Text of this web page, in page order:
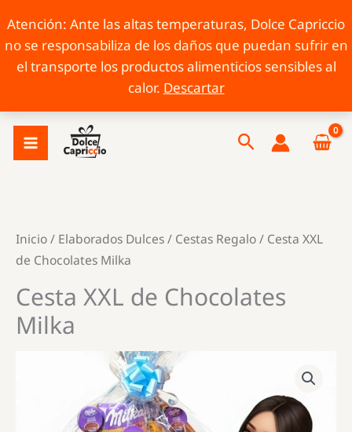
Atención: Ante las altas temperaturas, Dolce Capriccio
no se responsabiliza de los daños que puedan sufrir en
el transporte los productos alimenticios sensibles al
calor. Descartar
contenido
Buscar
Inicio/ Elaborados Dulces/ Cestas Regalo/ Cesta XXL
de Chocolates Milka
Cesta XXL de Chocolates
Milka